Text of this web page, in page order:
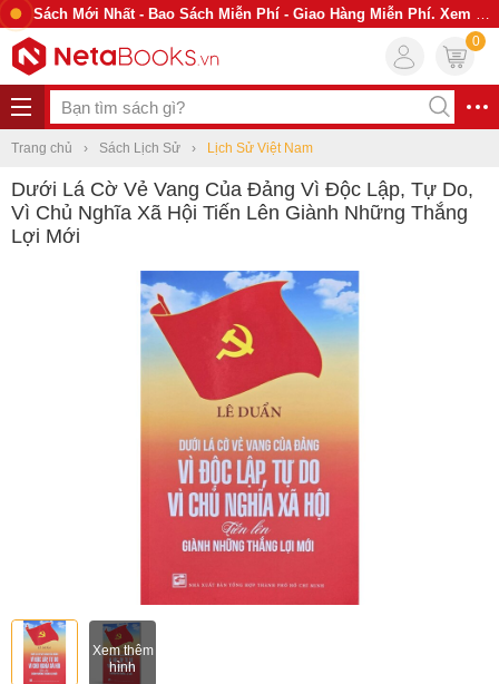
Sách Mới Nhất - Bao Sách Miễn Phí - Giao Hàng Miễn Phí. Xem Ngay
0
Trang chủ Sách Lịch Sử Lịch Sử Việt Nam
Dưới Lá Cờ Vẻ Vang Của Đảng Vì Độc Lập, Tự Do,
Vì Chủ Nghĩa Xã Hội Tiến Lên Giành Những Thắng
Lợi Mới
Xem thêm
hình